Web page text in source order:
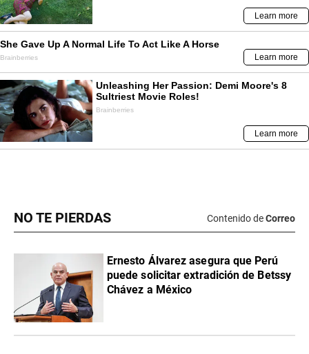
NO TE PIERDAS Contenido deCorreo
Ernesto Álvarez asegura que Perú
puede solicitar extradición de Betssy
Chávez a México